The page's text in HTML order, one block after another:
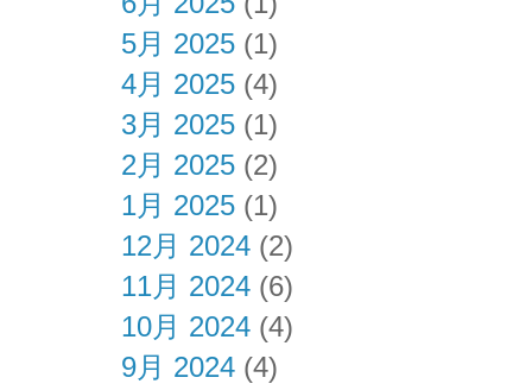
5月 2025 (1)
4月 2025 (4)
3月 2025 (1)
2月 2025 (2)
1月 2025 (1)
12月 2024 (2)
11月 2024 (6)
10月 2024 (4)
9月 2024 (4)